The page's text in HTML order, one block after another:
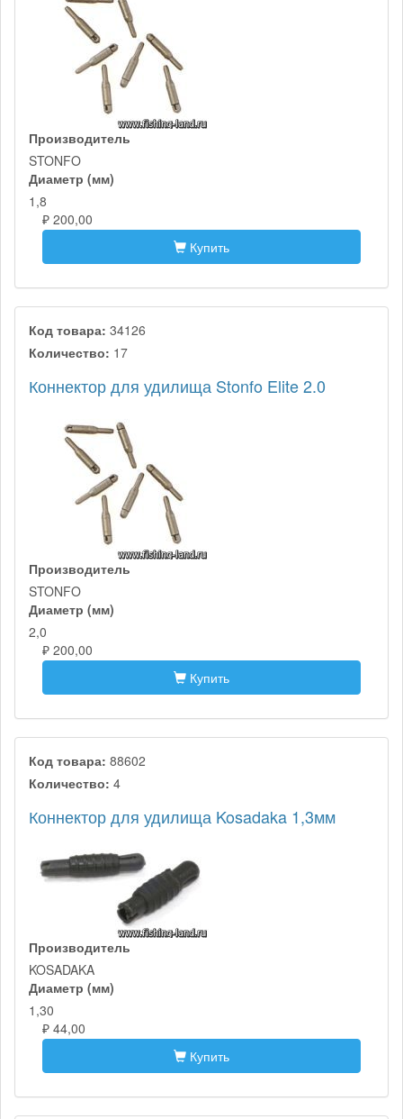
Производитель
STONFO
Диаметр (мм)
1,8
₽ 200,00
Купить
Код товара: 34126
Количество: 17
Коннектор для удилища Stonfo Elite 2.0
Производитель
STONFO
Диаметр (мм)
2,0
₽ 200,00
Купить
Код товара: 88602
Количество: 4
Коннектор для удилища Kosadaka 1,3мм
Производитель
KOSADAKA
Диаметр (мм)
1,30
₽ 44,00
Купить